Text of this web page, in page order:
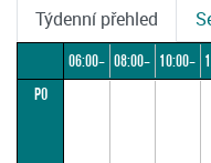
Týdenní přehled
06:00– 08:00– 10:00–
PO